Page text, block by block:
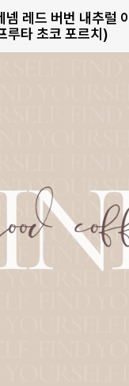
넴 레드 버번 내추럴
루타 초코 포르치)